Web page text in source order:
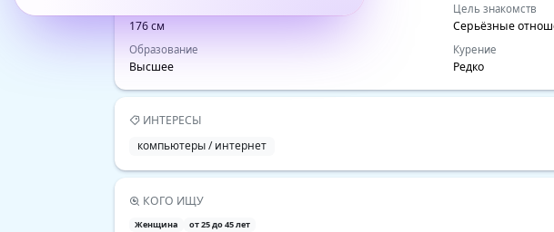
176 см
Цель знакомств
Серьёзные
Образование
Высшее
Курение
Редко
ИНТЕРЕСЫ
компьютеры / интернет
КОГО ИЩУ
Женщина от 25 до 45 лет